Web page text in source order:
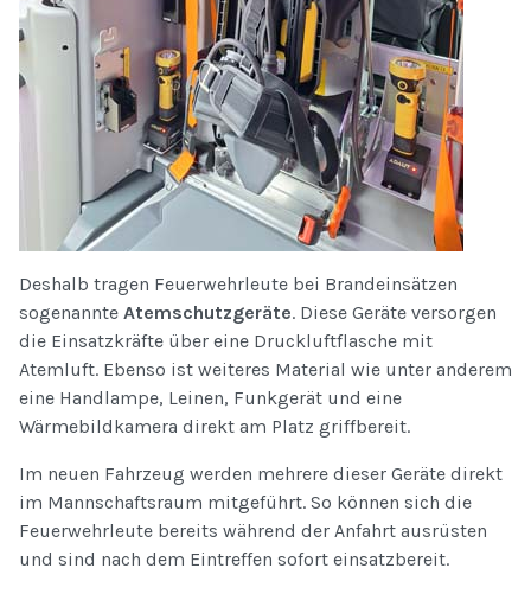
Deshalb tragen Feuerwehrleute bei Brandeinsätzen
sogenannte Atemschutzgeräte. Diese Geräte versorgen
die Einsatzkräfte über eine Druckluftflasche mit
Atemluft. Ebenso ist weiteres Material wie unter anderem
eine Handlampe, Leinen, Funkgerät und eine
Wärmebildkamera direkt am Platz griffbereit.
Im neuen Fahrzeug werden mehrere dieser Geräte direkt
im Mannschaftsraum mitgeführt. So können sich die
Feuerwehrleute bereits während der Anfahrt ausrüsten
und sind nach dem Eintreffen sofort einsatzbereit.